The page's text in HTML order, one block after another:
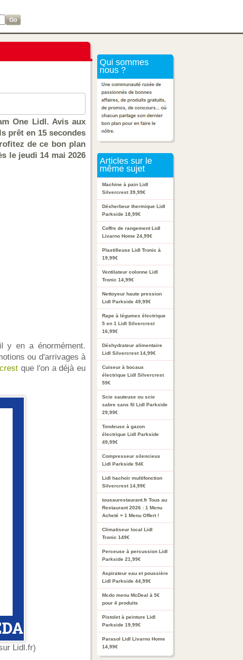
One Lidl. Avis aux
prêt en 15 secondes
de ce bon plan
le jeudi 14 mai 2026
y en a énormément.
ou d'arrivages à
que l'on a déjà eu
Lidl.fr)
Qui sommes
nous ?
Articles sur le
même sujet
Machine à pain Lidl
Silvercrest 39,99€
Désherbeur thermique Lidl
Parkside 18,99€
Coffre de rangement Lidl
Livarno Home 24,99€
Plastifieuse Lidl Tronic à
19,99€
Ventilateur colonne Lidl
Tronic 14,99€
Nettoyeur haute pression
Lidl Parkside 49,99€
Rape à légumes électrique
5 en 1 Lidl Silvercrest
16,99€
Déshydrateur alimentaire
Lidl Silvercrest 14,99€
Cuiseur à bocaux
électrique Lidl Silvercrest
59€
Scie sauteuse ou scie
sabre sans fil Lidl Parkside
29,99€
Tondeuse à gazon
électrique Lidl Parkside
49,99€
Compresseur silencieux
Lidl Parkside 94€
Lidl hachoir multifonction
Silvercrest 14,99€
tousaurestaurant.fr Tous au
Restaurant 2026 : 1 Menu
Acheté = 1 Menu Offert !
Climatiseur local Lidl
Tronic 149€
Perceuse à percussion Lidl
Parkside 21,99€
Aspirateur eau et poussière
Lidl Parkside 44,99€
Mcdo menu McDeal à 5€
pour 4 produits
Pistolet à peinture Lidl
Parkside 19,99€
Parasol Lidl Livarno Home
14,99€